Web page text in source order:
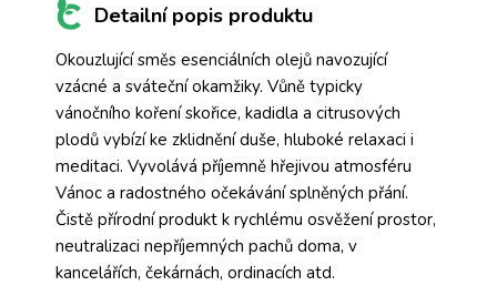
Detailní popis produktu
Okouzlující směs esenciálních olejů navozující
vzácné a sváteční okamžiky. Vůně typicky
vánočního koření skořice, kadidla a citrusových
plodů vybízí ke zklidnění duše, hluboké relaxaci i
meditaci. Vyvolává příjemně hřejivou atmosféru
Vánoc a radostného očekávání splněných přání.
Čistě přírodní produkt k rychlému osvěžení prostor,
neutralizaci nepříjemných pachů doma, v
kancelářích, čekárnách, ordinacích atd.